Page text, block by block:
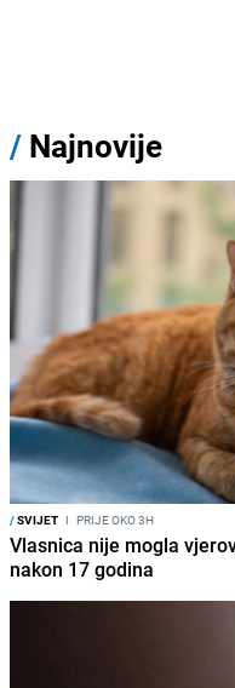
/ Najnovije
/SVIJET I PRIJE OKO 3H
Vlasnica nije mogla
nakon 17 godina